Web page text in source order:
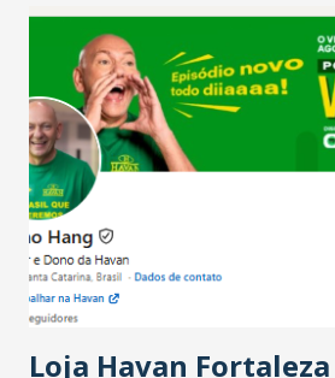
confraternizações de fim de ano e
Salário para um número maior de
país tem a menor taxa de
Ainda segundo a Pesquisa, em
bares e restaurantes operaram com
registraram equilíbrio financeiro. Já o
estabelecimentos no prejuízo ficou
do observado no mês anterior.
novembro. Em relação a outubro, o
cresceu. De acordo com a pesquisa,
Loja Havan